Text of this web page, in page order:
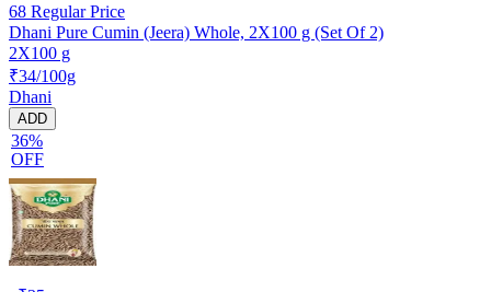
68 Regular Price
Dhani Pure Cumin (Jeera) Whole, 2X100 g (Set Of 2)
2X100 g
₹34/100g
Dhani
ADD
36%
OFF